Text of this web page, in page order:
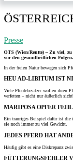
Presse
OTS (Wien/Reutte) – Zu viel, zu
vor den gesundheitlichen
In der freien Natur bewegen sich
HEU AD-LIBITUM IST
Viele Pferdebesitzer wollen ihren
verfetten – nicht nur äußerlich
MARIPOSA OPFER
Ein trauriges Beispiel dafür ist die
sie noch immer zu viel Gewicht.
JEDES PFERD HAT
Häufig gibt es eine Diskrepanz
FÜTTERUNGSFEHLER